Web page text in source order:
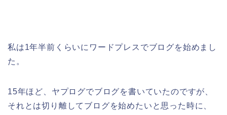
私は1年半前くらいにワードプレスでブログを始めまし
た。
15年ほど、ヤプログでブログを書いていたのですが、
それとは切り離してブログを始めたいと思った時に、